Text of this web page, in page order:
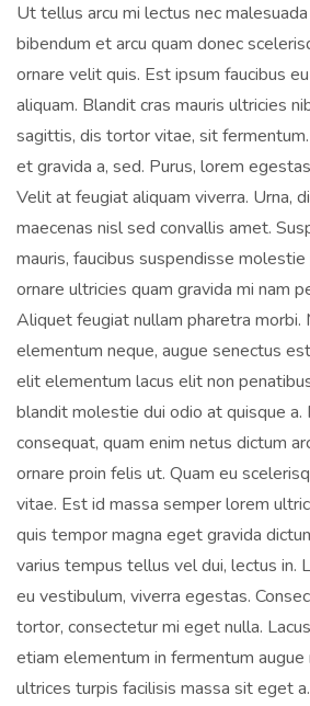
Ut tellus arcu mi lectus nec
bibendum et arcu quam donec
ornare velit quis. Est ipsum faucibus
aliquam. Blandit cras mauris ultricies
sagittis, dis tortor vitae, sit
et gravida a, sed. Purus, lorem
Velit at feugiat aliquam viverra. Urna,
maecenas nisl sed convallis amet.
mauris, faucibus suspendisse
ornare ultricies quam gravida mi nam
Aliquet feugiat nullam pharetra morbi.
elementum neque, augue senectus
elit elementum lacus elit non
blandit molestie dui odio at quisque
consequat, quam enim netus dictum
ornare proin felis ut. Quam eu
vitae. Est id massa semper lorem
quis tempor magna eget gravida
varius tempus tellus vel dui, lectus in.
eu vestibulum, viverra egestas.
tortor, consectetur mi eget nulla.
etiam elementum in fermentum augue
ultrices turpis facilisis massa sit eget